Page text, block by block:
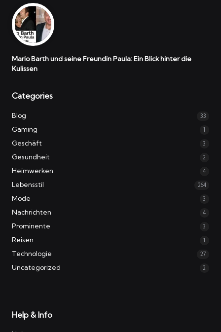
Mario Barth und seine Freundin Paula: Ein Blick hinter die
Kulissen
Categories
Blog 33
Gaming 1
Geschäft 3
Gesundheit 2
Heimwerken 4
Lebensstil 264
Mode 3
Nachrichten 4
Prominente 3
Reisen 1
Technologie 27
Uncategorized 2
Help & Info